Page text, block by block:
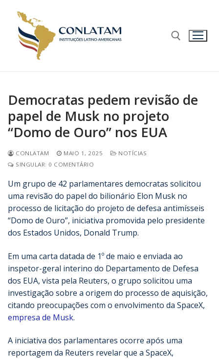
Democratas pedem revisão de
papel de Musk no projeto
“Domo de Ouro” nos EUA
CONLATAM MAIO 1, 2025
NOTÍCIAS
SINGULAR: 0 COMENTÁRIO
Um grupo de 42 parlamentares democratas solicitou
uma revisão do papel do bilionário Elon Musk no
processo de licitação do projeto de defesa antimísseis
“Domo de Ouro”, iniciativa promovida pelo presidente
dos Estados Unidos, Donald Trump.
Em uma carta datada de 1º de maio e enviada ao
inspetor-geral interino do Departamento de Defesa
dos EUA, vista pela Reuters, o grupo solicitou uma
investigação sobre a origem do processo de aquisição,
citando preocupações com o envolvimento da SpaceX,
empresa de Musk.
A iniciativa dos parlamentares ocorre após uma
reportagem da Reuters revelar que a SpaceX,